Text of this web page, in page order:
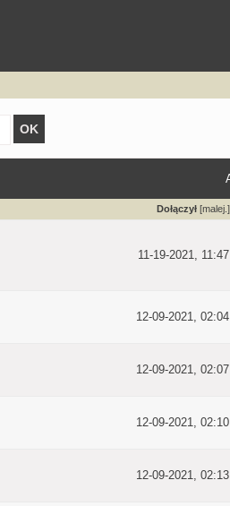
Dołączył [malej. ]
11-19-2021,
12-09-2021,
12-09-2021,
12-09-2021,
12-09-2021,